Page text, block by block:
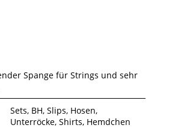
Spange für Strings und sehr
Sets, BH, Slips, Hosen,
Unterröcke, Shirts, Hemdchen